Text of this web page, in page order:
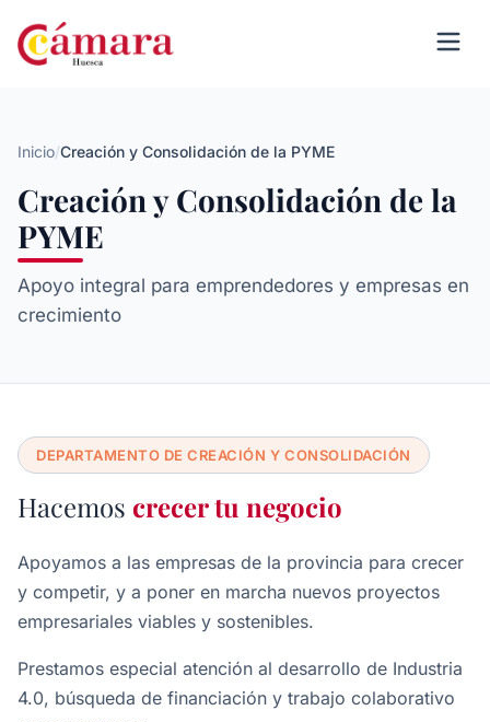
Inicio/Creación y Consolidación de la PYME
Creación y Consolidación de la
PYME
Apoyo integral para emprendedores y empresas en
crecimiento
DEPARTAMENTO DE CREACIÓN Y CONSOLIDACIÓN
Hacemos crecer tu negocio
Apoyamos a las empresas de la provincia para crecer
y competir, y a poner en marcha nuevos proyectos
empresariales viables y sostenibles.
Prestamos especial atención al desarrollo de Industria
4.0, búsqueda de financiación y trabajo colaborativo